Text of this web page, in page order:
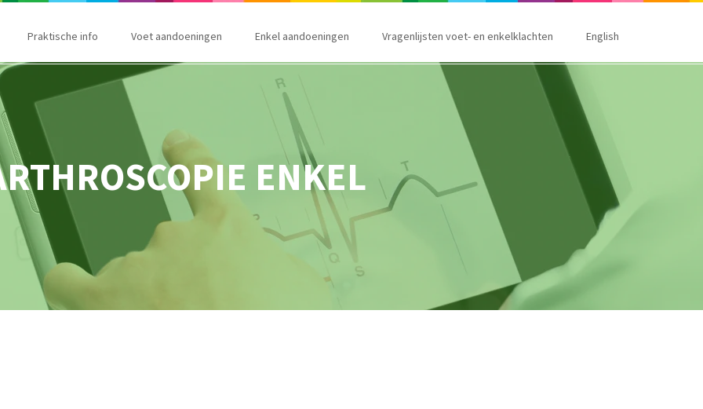
Praktische info Voet aandoeningen Enkel aandoeningen Vragenlijsten voet- en enkelklachten English
ENKEL